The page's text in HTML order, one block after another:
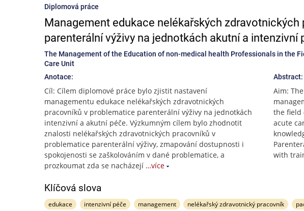
Diplomová práce
Management edukace nelékařských
parenterální výživy na jednotkách akutní a intenzivní
The Management of the Education of non-medical health Professionals in the
Care Unit
Anotace:
Cíl: Cílem diplomové práce bylo zjistit nastavení
managementu edukace nelékařských zdravotnických
pracovníků v problematice parenterální výživy na jednotkách
intenzivní a akutní péče. Výzkumným cílem bylo zhodnotit
znalosti nelékařských zdravotnických pracovníků v
problematice parenterální výživy, zmapování dostupnosti i
spokojenosti se zaškolováním v dané problematice, a
prozkoumat zda se nacházejí …více
Abstract:
Aim:
the field
acute
with
Klíčová slova
edukace intenzivní péče management nelékařský zdravotnický pracovník